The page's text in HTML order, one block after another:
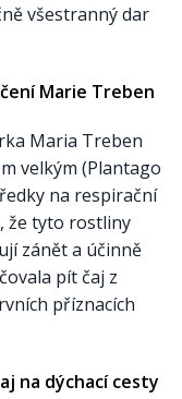
všestranný dar
Marie Treben
Maria Treben
velkým (Plantago
na respirační
že tyto rostliny
zánět a účinně
pít čaj z
příznacích
na dýchací cesty